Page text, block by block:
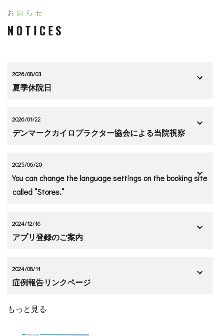
お知らせ
NOTICES
2026/08/03
夏季休院日
2026/01/22
デンマークカイロプラクター協会による当院視察
2025/06/20
You can change the language settings on the booking site
called “Stores.”
2024/12/16
アプリ登録のご案内
2024/08/11
症例報告リンクページ
もっと見る